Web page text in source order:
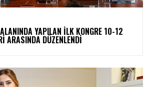
YAPILAN İLK KONGRE 10-12
ARASINDA DÜZENLENDI